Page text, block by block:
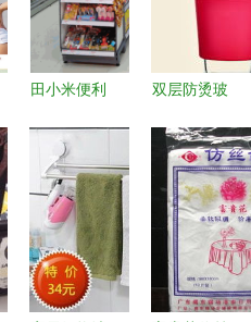
田小米便利
的温馨小
站，满足您
的日用百货
需求
双层防烫玻
采购指南与
市场行情解
析